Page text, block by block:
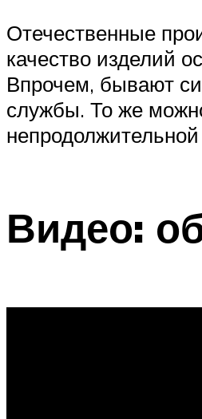
Отечественные
качество изделий
Впрочем, бывают
службы. То же
Видео: